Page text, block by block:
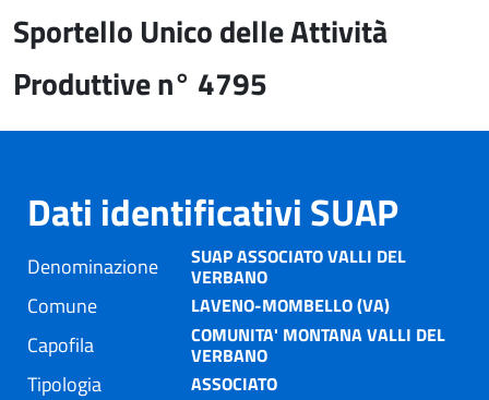
Sportello Unico delle Attività
Produttive n° 4795
Dati identificativi SUAP
Denominazione SUAP ASSOCIATO VALLI DEL
VERBANO
Comune LAVENO-MOMBELLO (VA)
Capofila COMUNITA' MONTANA VALLI DEL
VERBANO
Tipologia ASSOCIATO